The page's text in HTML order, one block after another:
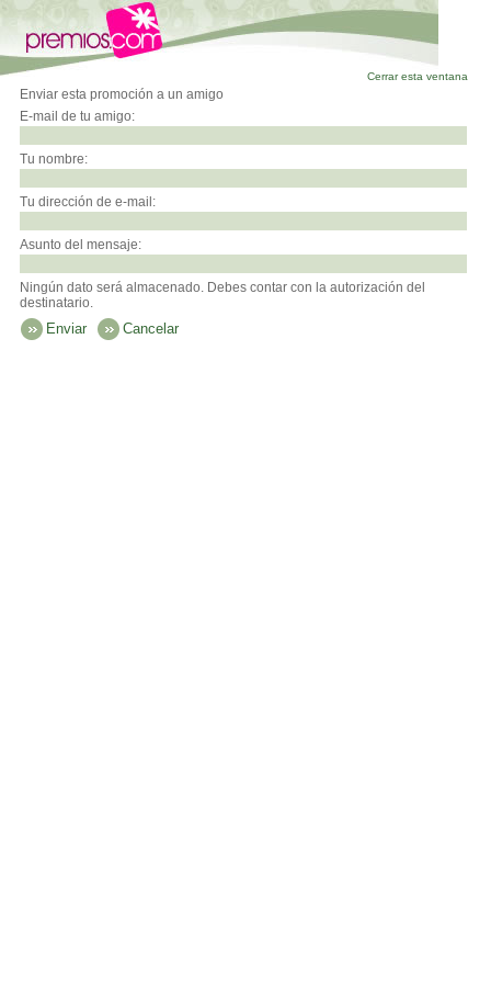
Cerrar esta ventana
Enviar esta promoción a un amigo
E-mail de tu amigo:
Tu nombre:
Tu dirección de e-mail:
Asunto del mensaje:
Ningún dato será almacenado. Debes contar con la autorización del
destinatario.
Enviar Cancelar